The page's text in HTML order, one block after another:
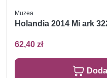
Muzea
Holandia 2014 Mi ark
62,40 zł